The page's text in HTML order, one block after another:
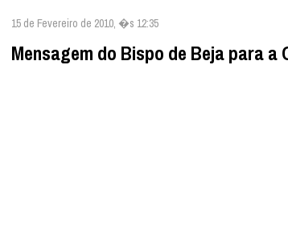
15 de Fevereiro de 2010, �s 12:35
Mensagem do Bispo de Beja para a